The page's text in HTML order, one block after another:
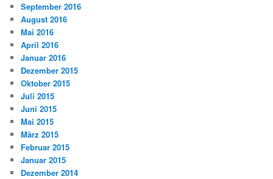
September 2016
August 2016
Mai 2016
April 2016
Januar 2016
Dezember 2015
Oktober 2015
Juli 2015
Juni 2015
Mai 2015
März 2015
Februar 2015
Januar 2015
Dezember 2014